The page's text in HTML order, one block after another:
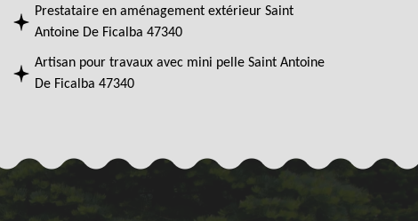
Prestataire en aménagement extérieur Saint
Antoine De Ficalba 47340
Artisan pour travaux avec mini pelle Saint Antoine
De Ficalba 47340